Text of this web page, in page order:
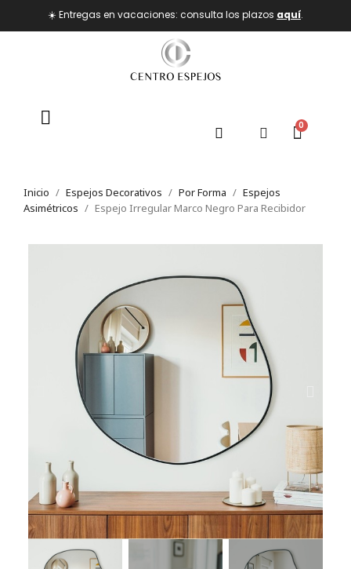
☀️ Entregas en vacaciones: consulta los plazos aquí.
Inicio Espejos Decorativos Por Forma
Espejos
Asimétricos
Espejo Irregular Marco Negro Para Recibidor